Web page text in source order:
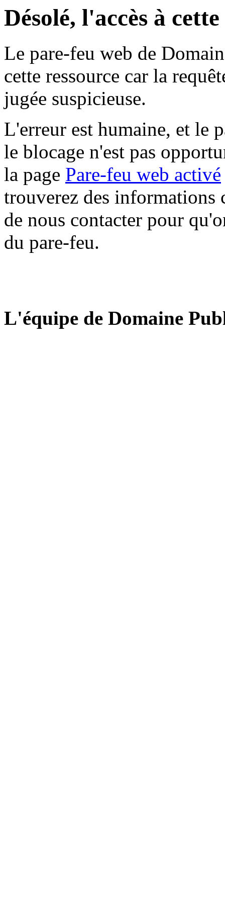
Désolé, l'accès à
Le pare-feu web de
cette ressource car la
jugée suspicieuse.
L'erreur est humaine, et le
le blocage n'est pas
la page Pare-feu web activé
trouverez des informations
de nous contacter pour
du pare-feu.
L'équipe de Domaine